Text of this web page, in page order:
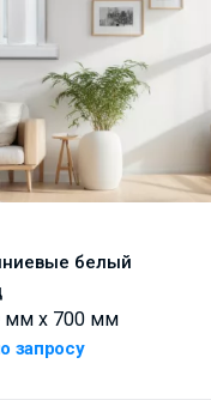
белый
мм x 700 мм
запросу